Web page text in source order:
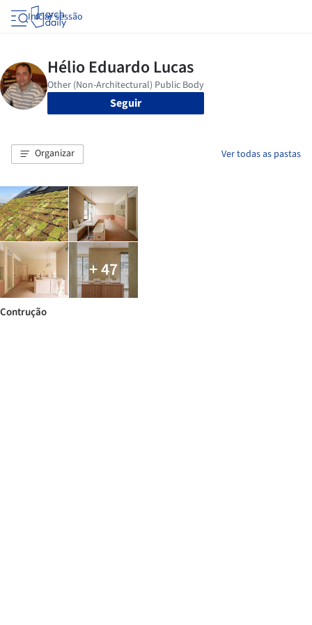
Iniciar sessão
Seguir
Organizar Ver todas as pastas
+ 47
Contrução